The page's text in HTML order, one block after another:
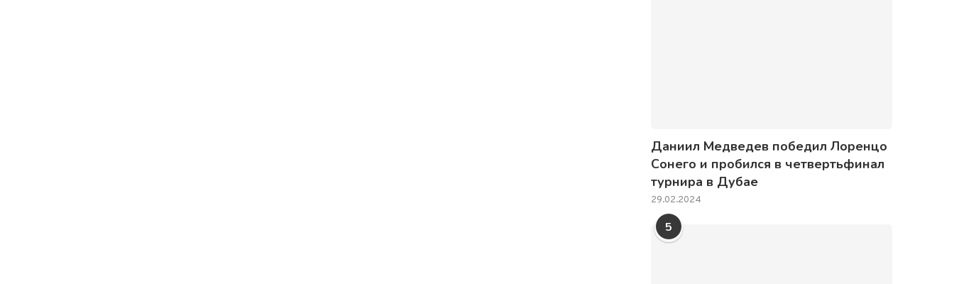
Даниил Медведев победил Лоренцо
Сонего и пробился в четвертьфинал
турнира в Дубае
29.02.2024
5